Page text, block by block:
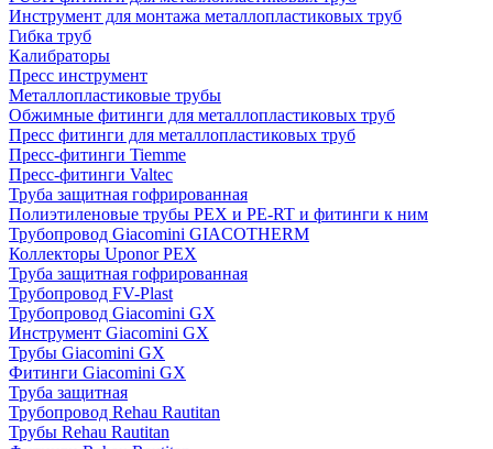
Инструмент для монтажа металлопластиковых труб
Гибка труб
Калибраторы
Пресс инструмент
Металлопластиковые трубы
Обжимные фитинги для металлопластиковых труб
Пресс фитинги для металлопластиковых труб
Пресс-фитинги Tiemme
Пресс-фитинги Valtec
Труба защитная гофрированная
Полиэтиленовые трубы PEX и PE-RT и фитинги к ним
Трубопровод Giacomini GIACOTHERM
Коллекторы Uponor PEX
Труба защитная гофрированная
Трубопровод FV-Plast
Трубопровод Giacomini GX
Инструмент Giacomini GX
Трубы Giacomini GX
Фитинги Giacomini GX
Труба защитная
Трубопровод Rehau Rautitan
Трубы Rehau Rautitan